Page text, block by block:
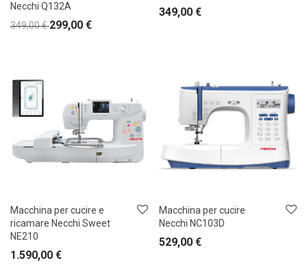
Necchi Q132A
349,00€ 299,00 €
349,00 €
Macchina per cucire e
ricamare Necchi Sweet
NE210
1.590,00 €
Macchina per cucire
Necchi NC103D
529,00 €